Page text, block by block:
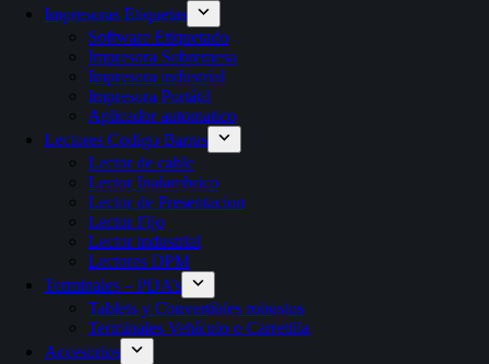
Impresoras Etiquetas
Software Etiquetado
Impresora Sobremesa
Impresora industrial
Impresora Portátil
Aplicador automatico
Lectores Codigo Barras
Lector de cable
Lector Inalambrico
Lector de Presentacion
Lector Fijo
Lector industrial
Lectores DPM
Terminales – PDA’s
Tablets y Convertibles robustos
Terminales Vehículo o Carretilla
Accesorios